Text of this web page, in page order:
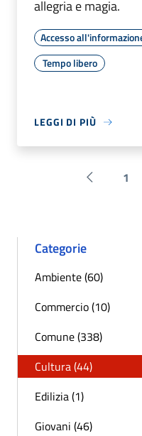
allegria e magia.
Accesso
Tempo libero
LEGGI DI PIÙ
Pagina 1
Categorie
Ambiente (60)
Commercio (10)
Comune (338)
Cultura (44)
Edilizia (1)
Giovani (46)